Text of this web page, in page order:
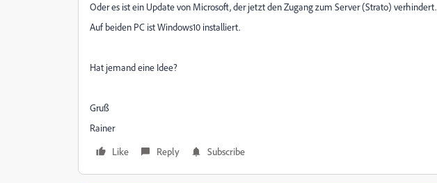
Oder es ist ein Update von Microsoft, der jetzt den Zugang zum Server (Strato) verhindert.
Auf beiden PC ist Windows10 installiert.
Hat jemand eine Idee?
Gruß
Rainer
Like
Reply Subscribe